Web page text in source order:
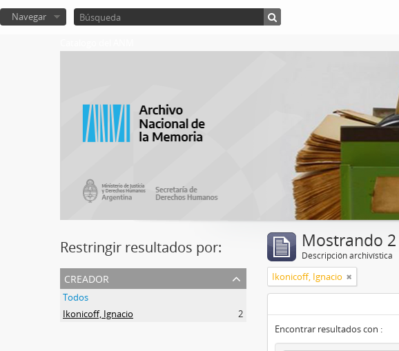
Navegar
Restringir resultados por:
creador
Todos
Ikonicoff, Ignacio
2
Mostrando
Descripción archivística
Ikonicoff, Ignacio
Encontrar resultados con :